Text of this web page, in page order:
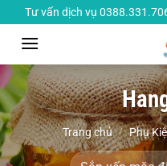
Chuyển
đến
dung
Tư vấn dịch vụ
Trang chủ / Phụ